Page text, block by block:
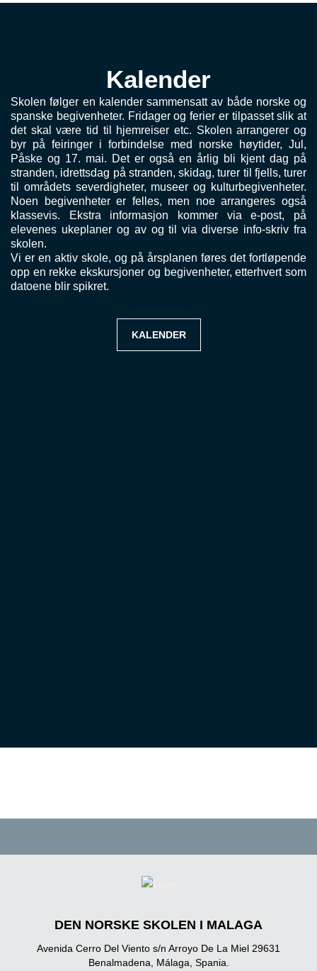
Kalender
Skolen følger en kalender sammensatt av både norske og
spanske begivenheter. Fridager og ferier er tilpasset slik at
det skal være tid til hjemreiser etc. Skolen arrangerer og
byr på feiringer i forbindelse med norske høytider, Jul,
Påske og 17. mai. Det er også en årlig bli kjent dag på
stranden, idrettsdag på stranden, skidag, turer til fjells, turer
til områdets severdigheter, museer og kulturbegivenheter.
Noen begivenheter er felles, men noe arrangeres også
klassevis. Ekstra informasjon kommer via e-post, på
elevenes ukeplaner og av og til via diverse info-skriv fra
skolen.
Vi er en aktiv skole, og på årsplanen føres det fortløpende
opp en rekke ekskursjoner og begivenheter, etterhvert som
datoene blir spikret.
KALENDER
DEN NORSKE SKOLEN I MALAGA
Avenida Cerro Del Viento s/n Arroyo De La Miel 29631
Benalmadena, Málaga, Spania.